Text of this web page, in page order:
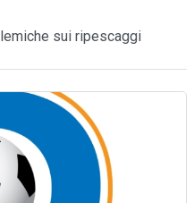
sui ripescaggi